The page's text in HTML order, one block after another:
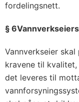
fordelingsnett.
§
Vannverkseier
kravene til
det leveres til